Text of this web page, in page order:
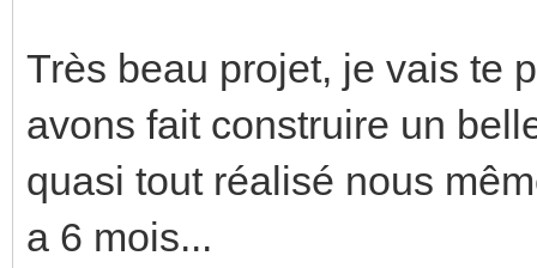
Très beau projet, je vais te
avons fait construire un
quasi tout réalisé nous
a 6 mois...